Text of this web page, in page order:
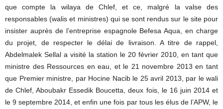
que compte la wilaya de Chlef, et ce, malgré la valse des
responsables (walis et ministres) qui se sont rendus sur le site pour
insister auprès de l’entreprise espagnole Befesa Aqua, en charge
du projet, de respecter le délai de livraison. A titre de rappel,
Abdelmalek Sellal a visité la station le 20 février 2010, en tant que
ministre des Ressources en eau, et le 21 novembre 2013 en tant
que Premier ministre, par Hocine Nacib le 25 avril 2013, par le wali
de Chlef, Aboubakr Essedik Boucetta, deux fois, le 16 juin 2014 et
le 9 septembre 2014, et enfin une fois par tous les élus de l’APW, le